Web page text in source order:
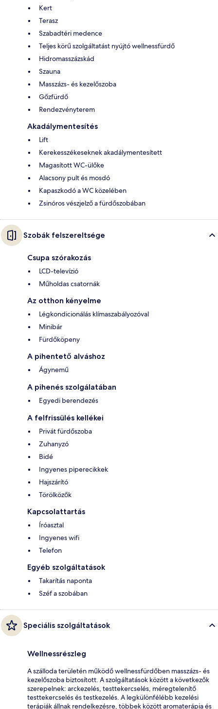
Kert
Terasz
Szabadtéri medence
Teljes körű szolgáltatást nyújtó wellnessfürdő
Hidromasszázskád
Szauna
Masszázs- és kezelőszoba
Gőzfürdő
Rendezvényterem
Akadálymentesítés
Lift
Kerekesszékeseknek akadálymentesített
Magasított WC-ülőke
Alacsony pult és mosdó
Kapaszkodó a WC közelében
Zsinóros vészjelző a fürdőszobában
Szobák felszereltsége
Csupa szórakozás
LCD-televízió
Műholdas csatornák
Az otthon kényelme
Légkondicionálás klímaszabályozóval
Minibár
Fürdőköpeny
A pihentető alváshoz
Ágynemű
A pihenés szolgálatában
Egyedi berendezés
A felfrissülés kellékei
Privát fürdőszoba
Zuhanyzó
Bidé
Ingyenes piperecikkek
Hajszárító
Törölközők
Kapcsolattartás
Íróasztal
Ingyenes wifi
Telefon
Egyéb szolgáltatások
Takarítás naponta
Széf a szobában
Speciális szolgáltatások
Wellnessrészleg
A szálloda területén működő wellnessfürdőben masszázs- és
kezelőszoba biztosított. A szolgáltatások között a következők
szerepelnek: arckezelés, testtekercselés, méregtelenítő
testtekercselés és testkezelés. A legkülönfélébb kezelési
terápiák állnak rendelkezésre, többek között aromaterápia és